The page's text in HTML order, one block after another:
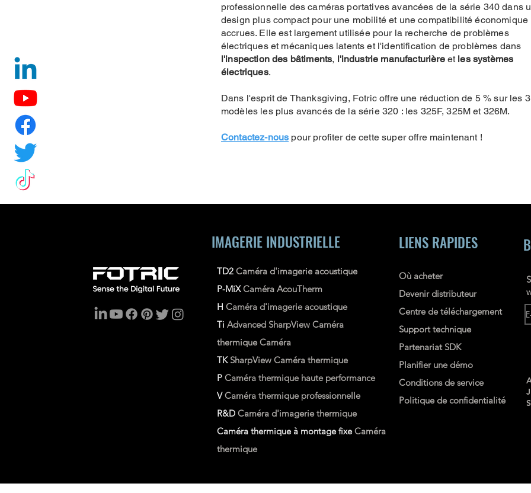
professionnelle des caméras portatives avancées de la série 340 dans
design plus compact pour une mobilité et une compatibilité économique
accrues. Elle est largement utilisée pour la recherche de problèmes
électriques et mécaniques latents et l'identification de problèmes dans
l'inspection des bâtiments, l'industrie manufacturièreet les systèmes
électriques.
Dans l'esprit de Thanksgiving, Fotric offre une réduction de 5 % sur les 3
modèles les plus avancés de la série 320 : les 325F, 325M et 326M.
Contactez-nous pour profiter de cette super offre maintenant !
IMAGERIE INDUSTRIELLE
TD2 Caméra d'imagerie acoustique
P-MiXCaméra AcouTherm
H Caméra d'imagerie acoustique
Ti Advanced SharpView Caméra
thermique Caméra
TK SharpView Caméra thermique
P Caméra thermique haute performance
VCaméra thermique professionnelle
R&D Caméra d'imagerie thermique
Caméra thermique à montage fixeCaméra
thermique
LIENS RAPIDES
Où acheter
Devenir distributeur
Centre de téléchargement
Support technique
Partenariat SDK
Planifier une démo
Conditions de service
Politique de confidentialité